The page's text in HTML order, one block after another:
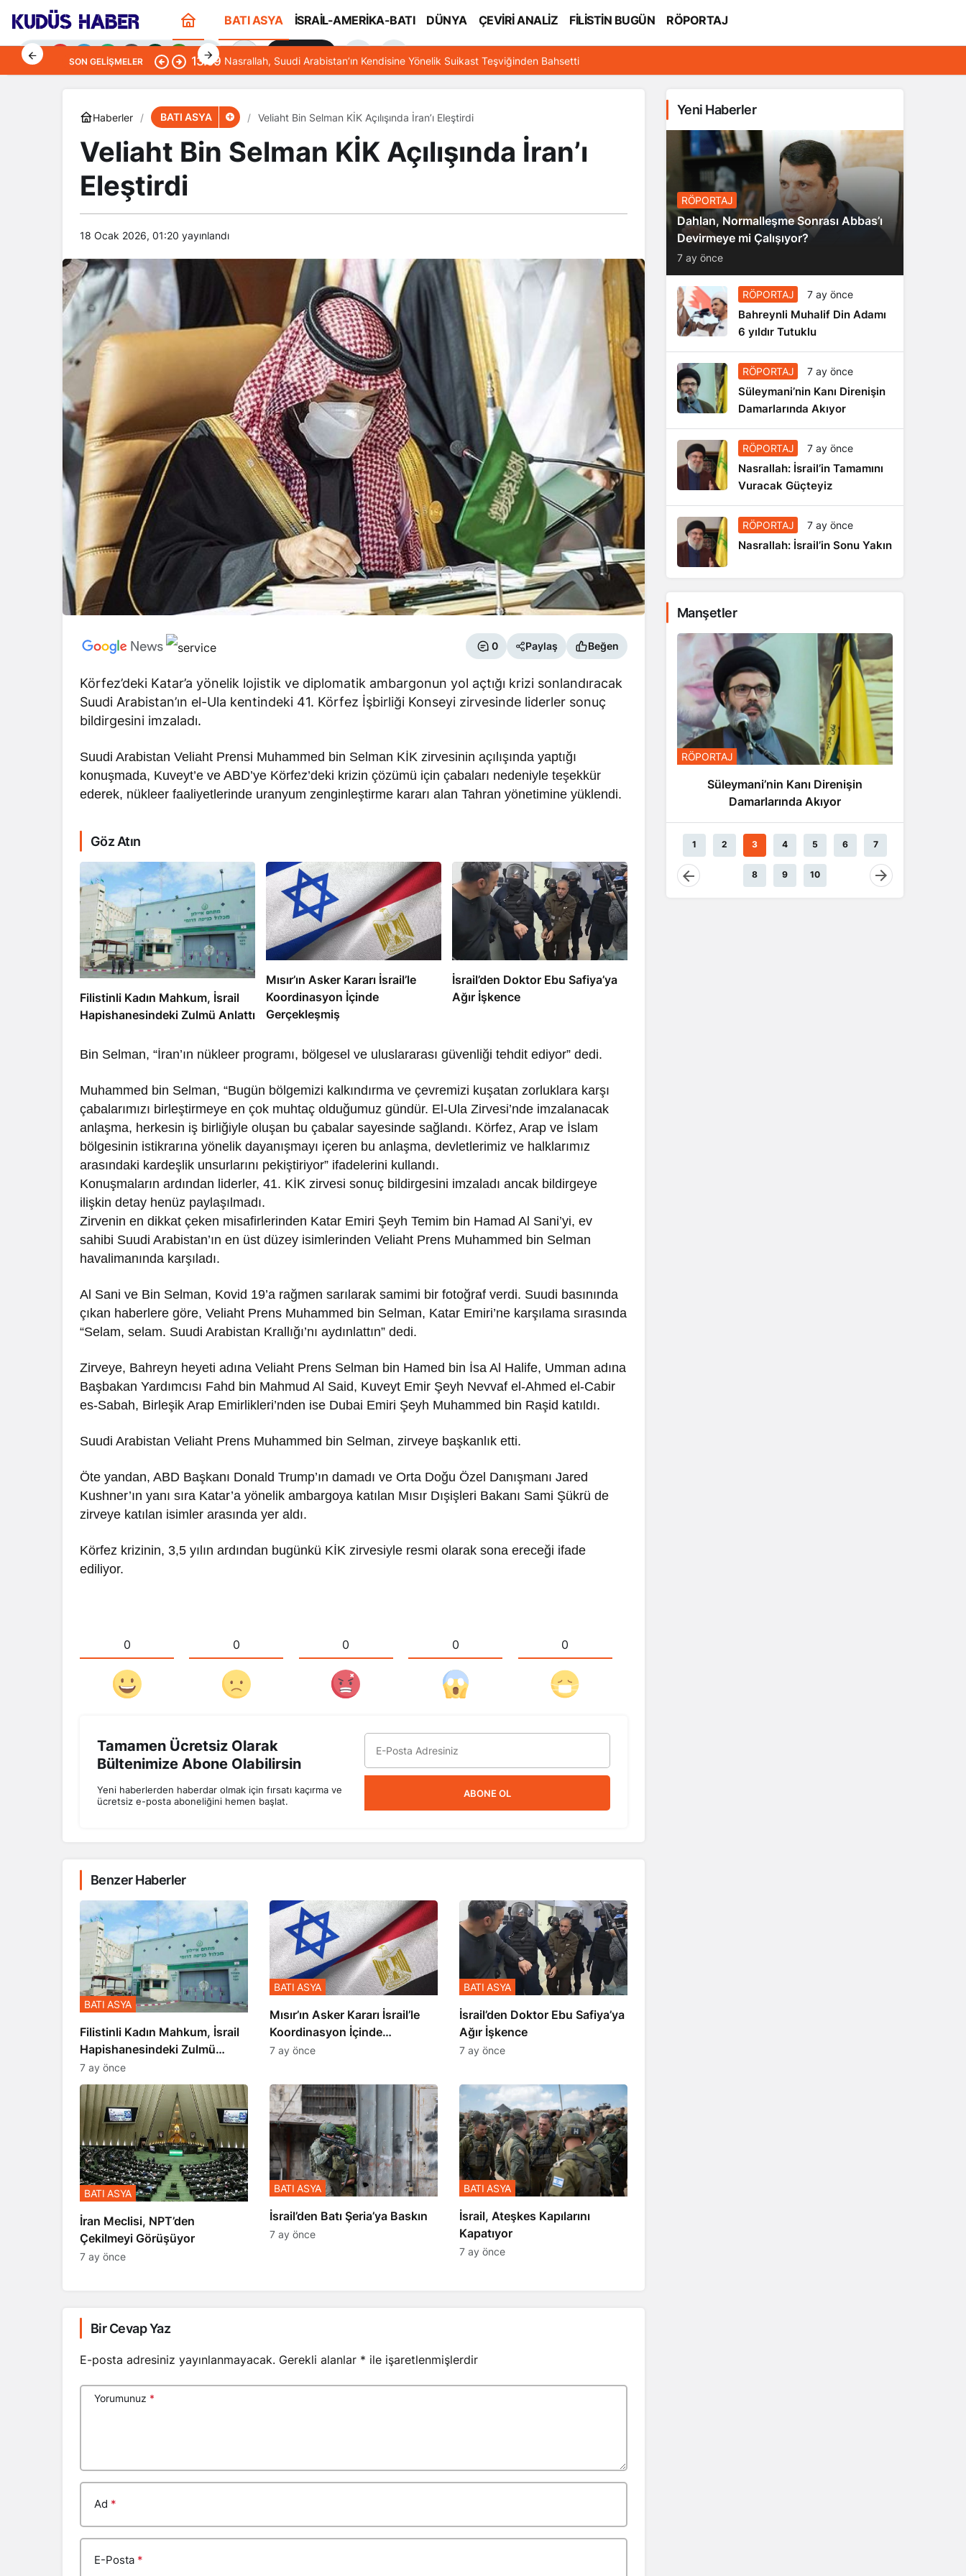
BATI ASYA İSRAİL-AMERİKA-BATI DÜNYA ÇEVİRİ ANALİZ FİLİSTİN BUGÜN RÖPORTAJ
Gündüz Modu
Gündüz modunu seçin.
Gece modunu seçin.
Sistem Modu
Sistem modunu seçin.
SON GELIŞMELER 13:09 Nasrallah, Suudi Arabistan’ın Kendisine Yönelik Suikast Teşviğinden Bahsetti
Haberler BATI ASYA Veliaht Bin Selman KİK Açılışında İran’ı Eleştirdi
Veliaht Bin Selman KİK Açılışında İran’ı
Eleştirdi
18 Ocak 2026, 01:20 yayınlandı
0 Paylaş Beğen
Körfez’deki Katar’a yönelik lojistik ve diplomatik ambargonun yol açtığı krizi sonlandıracak
Suudi Arabistan’ın el-Ula kentindeki 41. Körfez İşbirliği Konseyi zirvesinde liderler sonuç
bildirgesini imzaladı.
Suudi Arabistan Veliaht Prensi Muhammed bin Selman KİK zirvesinin açılışında yaptığı
konuşmada, Kuveyt’e ve ABD’ye Körfez’deki krizin çözümü için çabaları nedeniyle teşekkür
ederek, nükleer faaliyetlerinde uranyum zenginleştirme kararı alan Tahran yönetimine yüklendi.
Göz Atın
Filistinli Kadın Mahkum, İsrail
Hapishanesindeki Zulmü Anlattı
Mısır’ın Asker Kararı İsrail’le
Koordinasyon İçinde
Gerçekleşmiş
İsrail’den Doktor Ebu Safiya’ya
Ağır İşkence
Bin Selman, “İran’ın nükleer programı, bölgesel ve uluslararası güvenliği tehdit ediyor” dedi.
Muhammed bin Selman, “Bugün bölgemizi kalkındırma ve çevremizi kuşatan zorluklara karşı
çabalarımızı birleştirmeye en çok muhtaç olduğumuz gündür. El-Ula Zirvesi’nde imzalanacak
anlaşma, herkesin iş birliğiyle oluşan bu çabalar sayesinde sağlandı. Körfez, Arap ve İslam
bölgesinin istikrarına yönelik dayanışmayı içeren bu anlaşma, devletlerimiz ve halklarımız
arasındaki kardeşlik unsurlarını pekiştiriyor” ifadelerini kullandı.
Konuşmaların ardından liderler, 41. KİK zirvesi sonuç bildirgesini imzaladı ancak bildirgeye
ilişkin detay henüz paylaşılmadı.
Zirvenin en dikkat çeken misafirlerinden Katar Emiri Şeyh Temim bin Hamad Al Sani’yi, ev
sahibi Suudi Arabistan’ın en üst düzey isimlerinden Veliaht Prens Muhammed bin Selman
havalimanında karşıladı.
Al Sani ve Bin Selman, Kovid 19’a rağmen sarılarak samimi bir fotoğraf verdi. Suudi basınında
çıkan haberlere göre, Veliaht Prens Muhammed bin Selman, Katar Emiri’ne karşılama sırasında
“Selam, selam. Suudi Arabistan Krallığı’nı aydınlattın” dedi.
Zirveye, Bahreyn heyeti adına Veliaht Prens Selman bin Hamed bin İsa Al Halife, Umman adına
Başbakan Yardımcısı Fahd bin Mahmud Al Said, Kuveyt Emir Şeyh Nevvaf el-Ahmed el-Cabir
es-Sabah, Birleşik Arap Emirlikleri’nden ise Dubai Emiri Şeyh Muhammed bin Raşid katıldı.
Suudi Arabistan Veliaht Prens Muhammed bin Selman, zirveye başkanlık etti.
Öte yandan, ABD Başkanı Donald Trump’ın damadı ve Orta Doğu Özel Danışmanı Jared
Kushner’ın yanı sıra Katar’a yönelik ambargoya katılan Mısır Dışişleri Bakanı Sami Şükrü de
zirveye katılan isimler arasında yer aldı.
Körfez krizinin, 3,5 yılın ardından bugünkü KİK zirvesiyle resmi olarak sona ereceği ifade
ediliyor.
0 0 0 0 0
Tamamen Ücretsiz Olarak
Bültenimize Abone Olabilirsin
Yeni haberlerden haberdar olmak için fırsatı kaçırma ve
ücretsiz e-posta aboneliğini hemen başlat.
ABONE OL
Benzer Haberler
Filistinli Kadın Mahkum, İsrail
Hapishanesindeki Zulmü
Anlattı
BATI ASYA
7 ay önce
Mısır’ın Asker Kararı İsrail’le
Koordinasyon İçinde
Gerçekleşmiş
BATI ASYA
7 ay önce
İsrail’den Doktor Ebu Safiya’ya
Ağır İşkence
BATI ASYA
7 ay önce
İran Meclisi, NPT’den
Çekilmeyi Görüşüyor
BATI ASYA
7 ay önce
​​​​​​​İsrail’den Batı Şeria’ya Baskın
BATI ASYA
7 ay önce
İsrail, Ateşkes Kapılarını
Kapatıyor
BATI ASYA
7 ay önce
Bir Cevap Yaz
E-posta adresiniz yayınlanmayacak. Gerekli alanlar * ile işaretlenmişlerdir
Yorumunuz *
Ad *
E-Posta *
Yeni Haberler
RÖPORTAJ
Dahlan, Normalleşme Sonrası Abbas’ı
Devirmeye mi Çalışıyor?
7 ay önce
RÖPORTAJ 7 ay önce
Bahreynli Muhalif Din Adamı
6 yıldır Tutuklu
RÖPORTAJ 7 ay önce
Süleymani’nin Kanı Direnişin
Damarlarında Akıyor
RÖPORTAJ 7 ay önce
Nasrallah: İsrail’in Tamamını
Vuracak Güçteyiz
RÖPORTAJ 7 ay önce
Nasrallah: İsrail’in Sonu Yakın
Manşetler
RÖPORTAJ
Dahlan, Normalleşme Sonrası
Abbas’ı Devirmeye mi Çalışıyor?
RÖPORTAJ
Bahreynli Muhalif Din Adamı 6
yıldır Tutuklu
RÖPORTAJ
Süleymani’nin Kanı Direnişin
Damarlarında Akıyor
1 2 3 4 5 6 7
8 9 10